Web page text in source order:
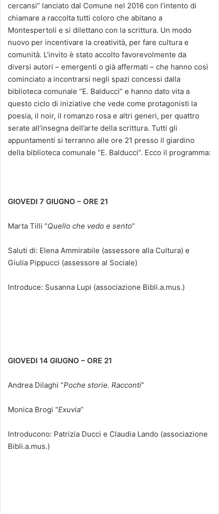
cercansi” lanciato dal Comune nel 2016 con l’intento di
chiamare a raccolta tutti coloro che abitano a
Montespertoli e si dilettano con la scrittura. Un modo
nuovo per incentivare la creatività, per fare cultura e
comunità. L’invito è stato accolto favorevolmente da
diversi autori – emergenti o già affermati – che hanno così
cominciato a incontrarsi negli spazi concessi dalla
biblioteca comunale “E. Balducci” e hanno dato vita a
questo ciclo di iniziative che vede come protagonisti la
poesia, il noir, il romanzo rosa e altri generi, per quattro
serate all’insegna dell’arte della scrittura. Tutti gli
appuntamenti si terranno alle ore 21 presso il giardino
della biblioteca comunale “E. Balducci”. Ecco il programma:
GIOVEDI 7 GIUGNO – ORE 21
Marta Tilli “Quello che vedo e sento”
Saluti di: Elena Ammirabile (assessore alla Cultura) e
Giulia Pippucci (assessore al Sociale)
Introduce: Susanna Lupi (associazione Bibli.a.mus.)
GIOVEDI 14 GIUGNO – ORE 21
Andrea Dilaghi “Poche storie. Racconti”
Monica Brogi “Exuvia”
Introducono: Patrizia Ducci e Claudia Lando (associazione
Bibli.a.mus.)